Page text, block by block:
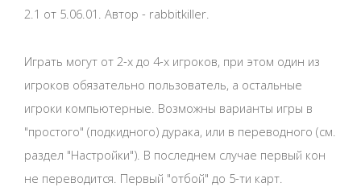
2.1 от 5.06.01. Автор - rabbitkiller.
Играть могут от 2-х до 4-х игроков, при этом один из
игроков обязательно пользователь, а остальные
игроки компьютерные. Возможны варианты игры в
"простого" (подкидного) дурака, или в переводного (см.
раздел "Настройки"). В последнем случае первый кон
не переводится. Первый "отбой" до 5-ти карт.